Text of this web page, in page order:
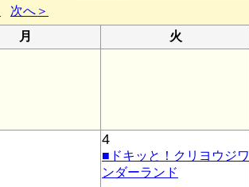
次へ＞
月 火
4
■ドキッと！クリヨウジワ
ンダーランド